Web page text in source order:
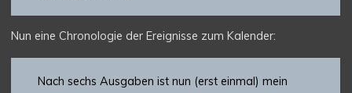
Nun eine Chronologie der Ereignisse zum Kalender:
Nach sechs Ausgaben ist nun (erst einmal) mein